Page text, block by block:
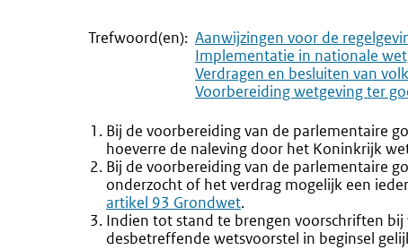
Trefwoord(en): Aanwijzingen voor de
Implementatie in nationale
Verdragen en besluiten van
Voorbereiding wetgeving ter
Bij de voorbereiding van de parlementaire
hoeverre de naleving door het Koninkrijk
Bij de voorbereiding van de parlementaire
onderzocht of het verdrag mogelijk een
artikel 93 Grondwet.
Indien tot stand te brengen voorschriften
desbetreffende wetsvoorstel in beginsel